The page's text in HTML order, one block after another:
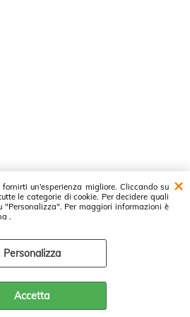
un'esperienza migliore. Cliccando su
le categorie di cookie. Per decidere quali
"Personalizza". Per maggiori informazioni è
.
Personalizza
Accetta